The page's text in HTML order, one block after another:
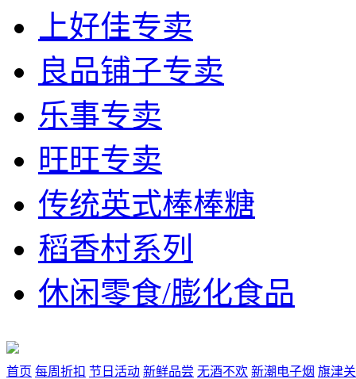
上好佳专卖
良品铺子专卖
乐事专卖
旺旺专卖
传统英式棒棒糖
稻香村系列
休闲零食/膨化食品
首页 每周折扣 节日活动 新鲜品尝 无酒不欢 新潮电子烟 旗津